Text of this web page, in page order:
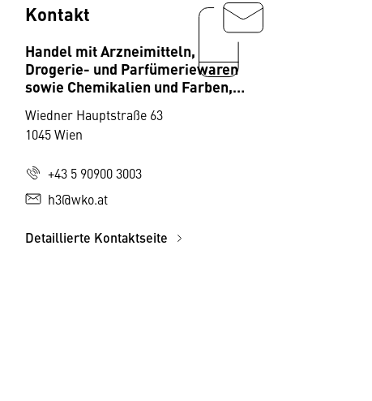
Kontakt
Handel mit Arzneimitteln,
Drogerie- und Parfümeriewaren
sowie Chemikalien und Farben,
Wiedner Hauptstraße 63
1045 Wien
+43 5 90900 3003
h3@wko.at
Detaillierte Kontaktseite